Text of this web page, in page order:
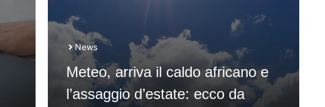
News
Meteo, arriva il caldo africano e
l’assaggio d’estate: ecco da